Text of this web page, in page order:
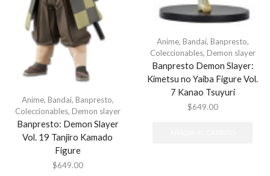
Anime, Bandai, Banpresto,
Coleccionables, Demon slayer
Banpresto: Demon Slayer
Vol. 19 Tanjiro Kamado
Figure
$649.00
Anime, Bandai, Banpresto,
Coleccionables, Demon slayer
Banpresto Demon Slayer:
Kimetsu no Yaiba Figure Vol.
7 Kanao Tsuyuri
$649.00